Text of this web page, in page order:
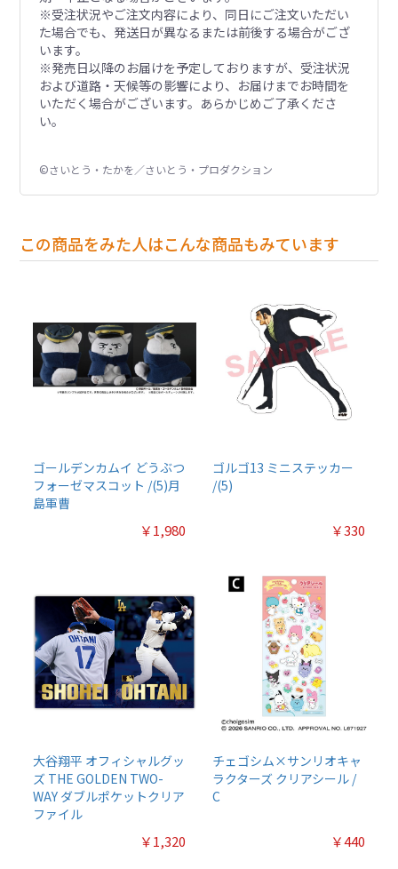
※受注状況やご注文内容により、同日にご注文いただい
た場合でも、発送日が異なるまたは前後する場合がござ
います。
※発売日以降のお届けを予定しておりますが、受注状況
および道路・天候等の影響により、お届けまでお時間を
いただく場合がございます。あらかじめご了承くださ
い。
©さいとう・たかを／さいとう・プロダクション
この商品をみた人はこんな商品もみています
ゴールデンカムイ どうぶつ
フォーゼマスコット /(5)月
島軍曹
￥1,980
ゴルゴ13 ミニステッカー
/(5)
￥330
大谷翔平 オフィシャルグッ
ズ THE GOLDEN TWO-
WAY ダブルポケットクリア
ファイル
￥1,320
チェゴシム×サンリオキャ
ラクターズ クリアシール /
C
￥440